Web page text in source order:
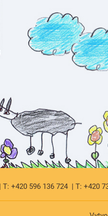
T: +420 596 136 724 T: +420